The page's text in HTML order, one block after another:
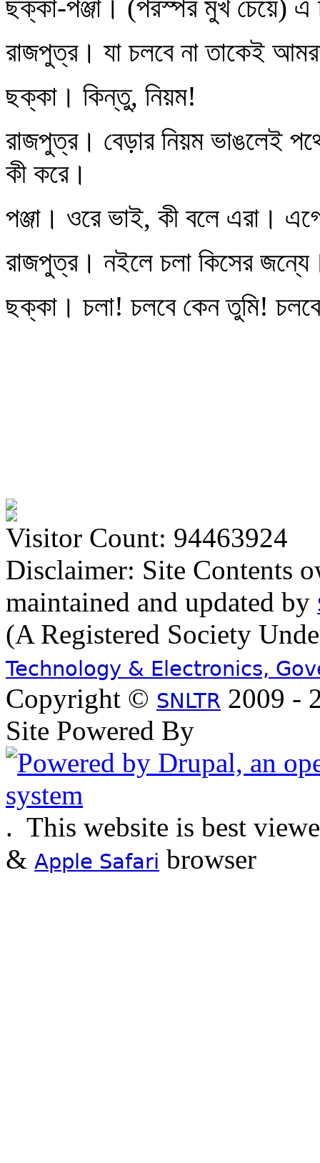
ছক্কা-পঞ্জা। (পরস্পর মুখ চেয়ে) এ
রাজপুত্র। যা চলবে না তাকেই
ছক্কা। কিন্তু, নিয়ম!
রাজপুত্র। বেড়ার নিয়ম ভাঙলেই
কী করে।
পঞ্জা। ওরে ভাই, কী বলে এরা।
রাজপুত্র। নইলে চলা কিসের
ছক্কা। চলা! চলবে কেন তুমি!
Visitor Count: 94463924
Disclaimer: Site Contents
maintained and updated by
(A Registered Society
Technology & Electronics,
Copyright © SNLTR 2009 -
Site Powered By
. This website is best
& Apple Safari browser